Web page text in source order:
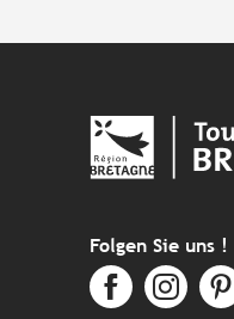
Folgen Sie uns !